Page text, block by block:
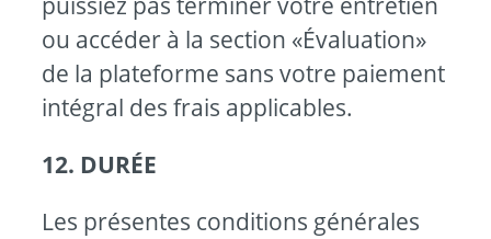
ou accéder à la section «Évaluation»
de la plateforme sans votre paiement
intégral des frais applicables.
12. DURÉE
Les présentes conditions générales